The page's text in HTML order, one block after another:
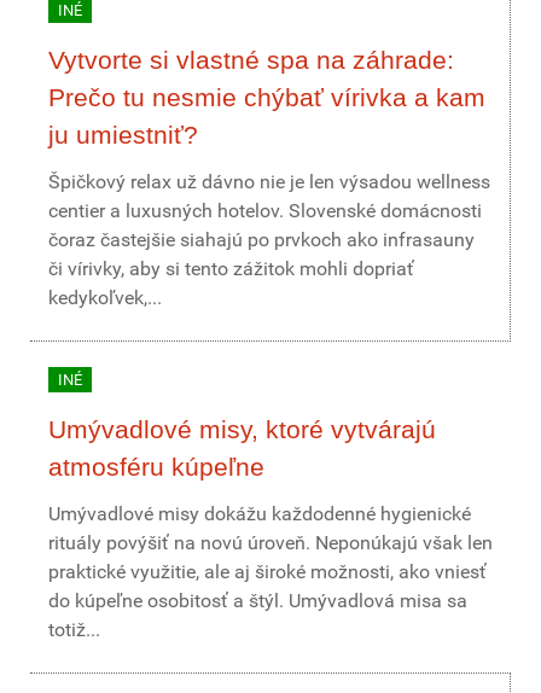
INÉ
Vytvorte si vlastné spa na záhrade:
Prečo tu nesmie chýbať vírivka a kam
ju umiestniť?
Špičkový relax už dávno nie je len výsadou wellness
centier a luxusných hotelov. Slovenské domácnosti
čoraz častejšie siahajú po prvkoch ako infrasauny
či vírivky, aby si tento zážitok mohli dopriať
kedykoľvek,...
INÉ
Umývadlové misy, ktoré vytvárajú
atmosféru kúpeľne
Umývadlové misy dokážu každodenné hygienické
rituály povýšiť na novú úroveň. Neponúkajú však len
praktické využitie, ale aj široké možnosti, ako vniesť
do kúpeľne osobitosť a štýl. Umývadlová misa sa
totiž...